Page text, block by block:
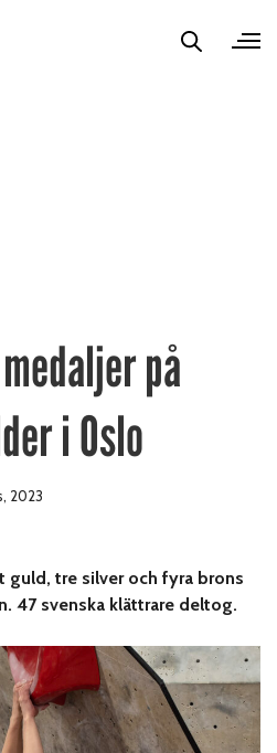
på
i Oslo
2023
guld, tre silver och fyra brons
47 svenska klättrare deltog.